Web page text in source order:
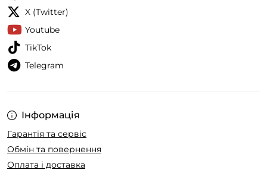
Інформація
Гарантія та сервіс
Обмін та повернення
Оплата і доставка
X (Twitter)
Youtube
TikTok
Telegram